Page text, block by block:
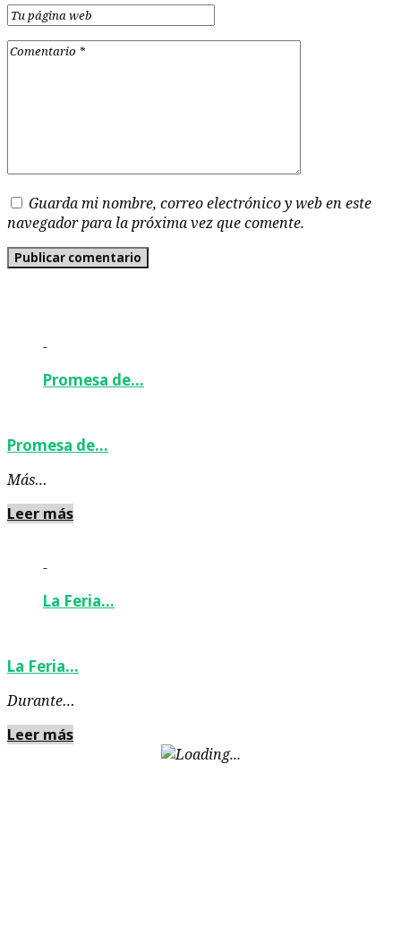
Guarda mi nombre, correo electrónico y web en este
navegador para la próxima vez que comente.
-
Promesa de…
Promesa de…
Más…
Leer más
-
La Feria…
La Feria…
Durante…
Leer más